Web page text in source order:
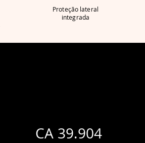
Proteção lateral
integrada
CA 39.904